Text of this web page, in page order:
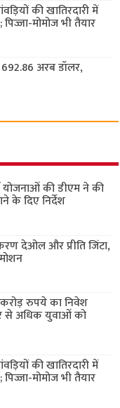
की खातिरदारी में
मोमोज भी तैयार
692.86 अरब डॉलर,
योजनाओं की डीएम ने की
के दिए निर्देश
देओल और प्रीति जिंटा,
रुपये का निवेश
से अधिक युवाओं को
की खातिरदारी में
मोमोज भी तैयार